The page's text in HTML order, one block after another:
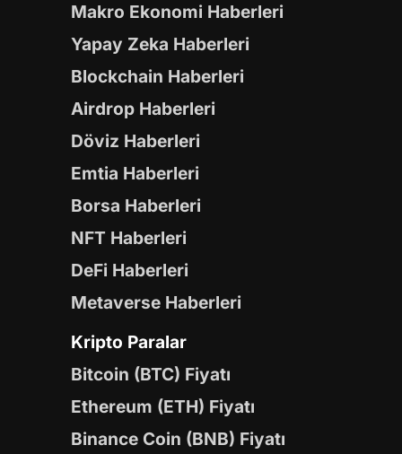
Makro Ekonomi Haberleri
Yapay Zeka Haberleri
Blockchain Haberleri
Airdrop Haberleri
Döviz Haberleri
Emtia Haberleri
Borsa Haberleri
NFT Haberleri
DeFi Haberleri
Metaverse Haberleri
Kripto Paralar
Bitcoin (BTC) Fiyatı
Ethereum (ETH) Fiyatı
Binance Coin (BNB) Fiyatı